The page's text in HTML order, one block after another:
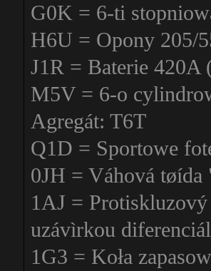
G0K = 6-ti
H6U = Opony 205/
J1R = Baterie 420A
M5V = 6-o
Agregát: T6T
Q1D = Sportowe
0JH = Váhová
1AJ =
uzávìrkou
1G3 = Koła